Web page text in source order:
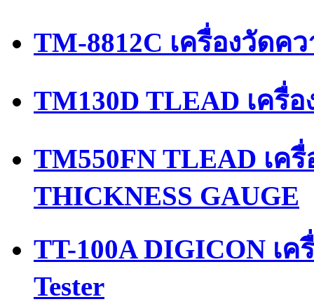
TM-8812C เครื่องวัดค
TM130D TLEAD เครื่
TM550FN TLEAD เค
THICKNESS GAUGE
TT-100A DIGICON เ
Tester